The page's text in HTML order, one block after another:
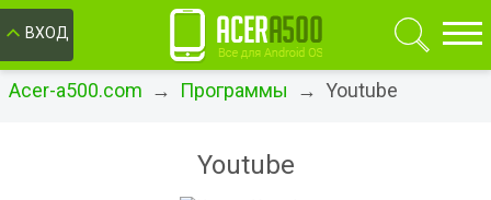
ВХОД
Acer-a500.com → Программы → Youtube
Youtube